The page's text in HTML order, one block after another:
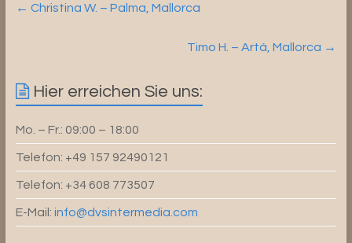
← Christina W. – Palma, Mallorca
Timo H. – Artá, Mallorca →
Hier erreichen Sie uns:
Mo. – Fr.: 09:00 – 18:00
Telefon: +49 157 92490121
Telefon: +34 608 773507
E-Mail: info@dvsintermedia.com